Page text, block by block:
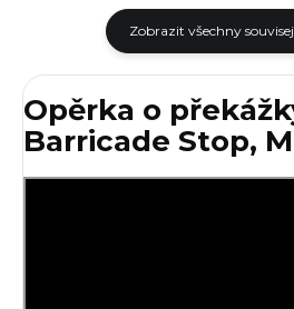
Zobrazit všechny
Opěrka o
Barricade Stop,